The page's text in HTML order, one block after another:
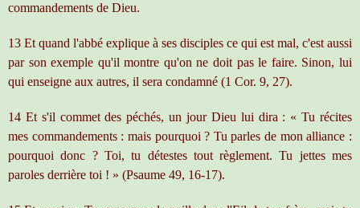
commandements de Dieu.
13 Et quand l'abbé explique à ses disciples ce qui est mal, c'est aussi
par son exemple qu'il montre qu'on ne doit pas le faire. Sinon, lui
qui enseigne aux autres, il sera condamné (1 Cor. 9, 27).
14 Et s'il commet des péchés, un jour Dieu lui dira : « Tu récites
mes commandements : mais pourquoi ? Tu parles de mon alliance :
pourquoi donc ? Toi, tu détestes tout règlement. Tu jettes mes
paroles derrière toi ! » (Psaume 49, 16-17).